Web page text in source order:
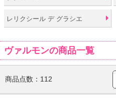
レリクシール デ グラシエ
ヴァルモンの商品一覧
商品点数： 112